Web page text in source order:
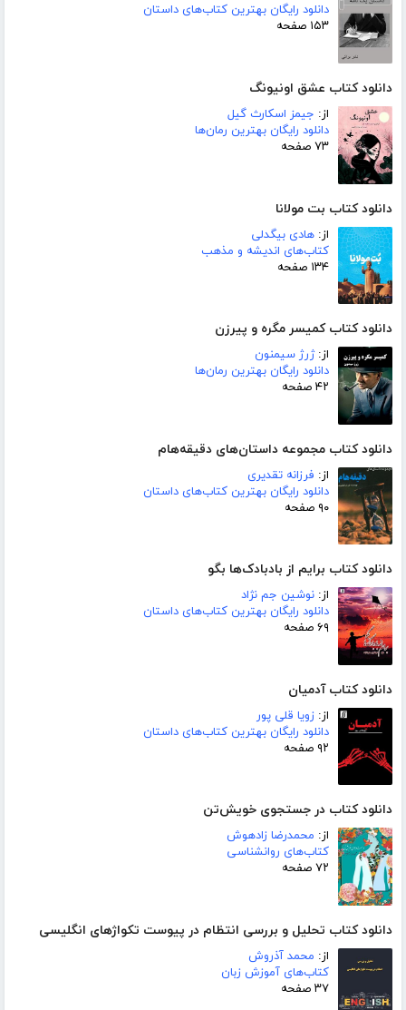
دانلود رایگان بهترین کتاب‌های داستان
۱۵۳ صفحه
دانلود کتاب عشق اونیونگ
از: جیمز اسکارث گیل
دانلود رایگان بهترین رمان‌ها
۷۳ صفحه
دانلود کتاب بت مولانا
از: هادی بیگدلی
کتاب‌های اندیشه و مذهب
۱۳۴ صفحه
دانلود کتاب کمیسر مگره و پیرزن
از:ژرژ سیمنون
دانلود رایگان بهترین رمان‌ها
۴۲ صفحه
دانلود کتاب مجموعه داستان‌های دقیقه‌هام
از: فرزانه تقدیری
دانلود رایگان بهترین کتاب‌های داستان
۹۰ صفحه
دانلود کتاب برایم از بادبادک‌ها بگو
از: نوشین جم نژاد
دانلود رایگان بهترین کتاب‌های داستان
۶۹ صفحه
دانلود کتاب آدمیان
از: زویا قلی پور
دانلود رایگان بهترین کتاب‌های داستان
۹۲ صفحه
دانلود کتاب در جستجوی خویش‌تن
از: محمدرضا زادهوش
کتاب‌های روانشناسی
۷۲ صفحه
دانلود کتاب تحلیل و بررسی انتظام در پیوست تکواژهای انگلیسی
از: محمد آذروش
کتاب‌های آموزش زبان
۳۷ صفحه